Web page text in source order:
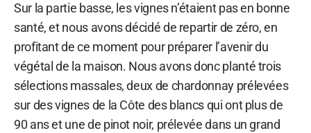
Sur la partie basse, les vignes n’étaient pas en bonne
santé, et nous avons décidé de repartir de zéro, en
profitant de ce moment pour préparer l’avenir du
végétal de la maison. Nous avons donc planté trois
sélections massales, deux de chardonnay prélevées
sur des vignes de la Côte des blancs qui ont plus de
90 ans et une de pinot noir, prélevée dans un grand